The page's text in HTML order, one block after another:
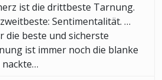
ist die drittbeste Tarnung.
Sentimentalität. …
die beste und sicherste
ist immer noch die blanke
nackte…